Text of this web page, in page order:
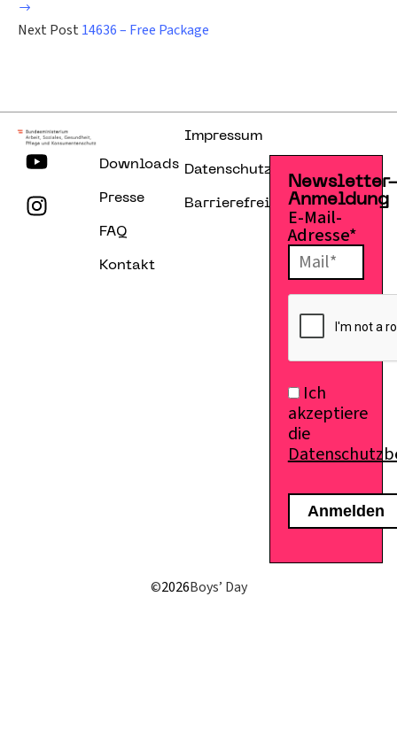
Next Post 14636 – Free Package
Downloads
Presse
FAQ
Kontakt
Impressum
Datenschutzerklärung
Barrierefreiheitserklärung
Anmeldung
E-Mail-
Adresse*
Ich
akzeptiere
die
©2026Boys’ Day